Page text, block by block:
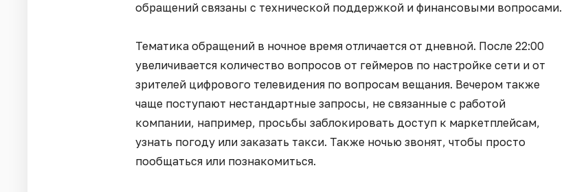
обращений связаны с технической поддержкой и финансовыми вопросами.
Тематика обращений в ночное время отличается от дневной. После 22:00
увеличивается количество вопросов от геймеров по настройке сети и от
зрителей цифрового телевидения по вопросам вещания. Вечером также
чаще поступают нестандартные запросы, не связанные с работой
компании, например, просьбы заблокировать доступ к маркетплейсам,
узнать погоду или заказать такси. Также ночью звонят, чтобы просто
пообщаться или познакомиться.